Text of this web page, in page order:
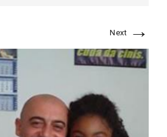
Next →